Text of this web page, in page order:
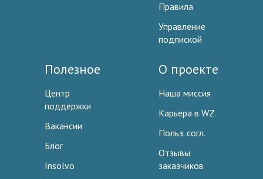
Правила
Управление
подпиской
Полезное
Центр
поддержки
Вакансии
Блог
Insolvo
О проекте
Наша миссия
Карьера в WZ
Польз. согл.
Отзывы
заказчиков